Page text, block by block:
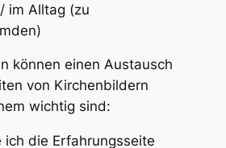
im Alltag (zu
können einen Austausch
von Kirchenbildern
wichtig sind:
ich die Erfahrungsseite